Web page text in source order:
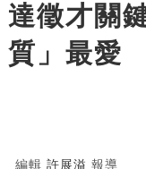
達徵才關
質」最愛
編輯 許展溢 報導